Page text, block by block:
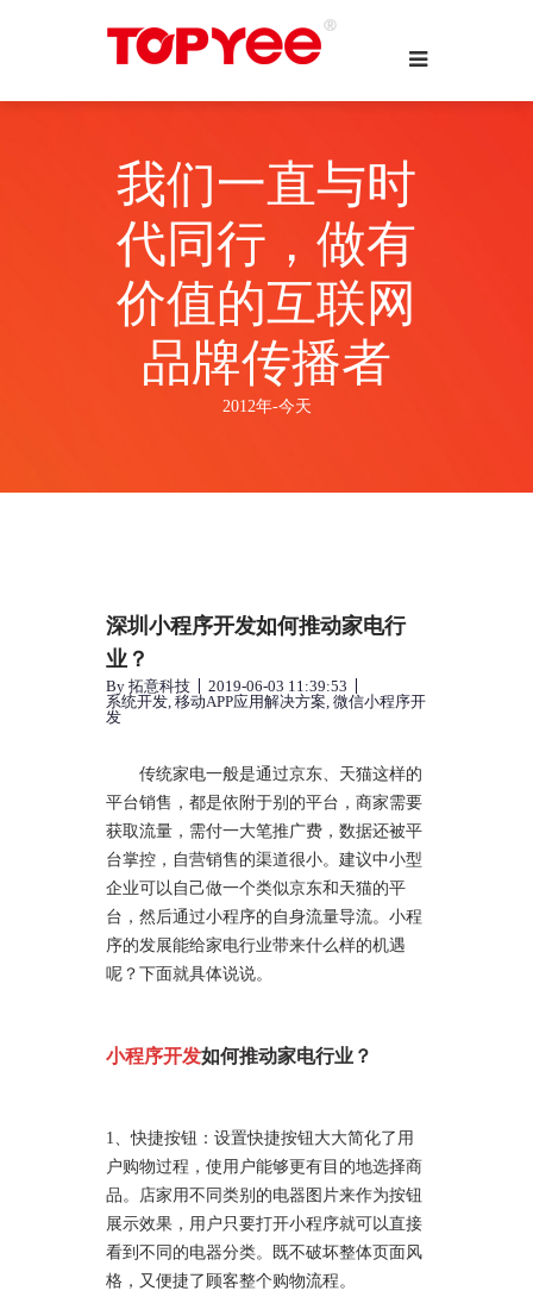
我们一直与时
代同行，做有
价值的互联网
品牌传播者
2012年-今天
深圳小程序开发如何推动家电行
业？
By 拓意科技
2019-06-03 11:39:53
系统开发, 移动APP应用解决方案, 微信小程序开
发
传统家电一般是通过京东、天猫这样的
平台销售，都是依附于别的平台，商家需要
获取流量，需付一大笔推广费，数据还被平
台掌控，自营销售的渠道很小。建议中小型
企业可以自己做一个类似京东和天猫的平
台，然后通过小程序的自身流量导流。小程
序的发展能给家电行业带来什么样的机遇
呢？下面就具体说说。
小程序开发如何推动家电行业？
1、快捷按钮：设置快捷按钮大大简化了用
户购物过程，使用户能够更有目的地选择商
品。店家用不同类别的电器图片来作为按钮
展示效果，用户只要打开小程序就可以直接
看到不同的电器分类。既不破坏整体页面风
格，又便捷了顾客整个购物流程。